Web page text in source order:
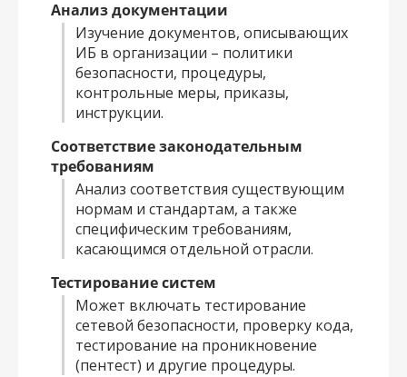
Анализ документации
Изучение документов, описывающих
ИБ в организации – политики
безопасности, процедуры,
контрольные меры, приказы,
инструкции.
Соответствие законодательным
требованиям
Анализ соответствия существующим
нормам и стандартам, а также
специфическим требованиям,
касающимся отдельной отрасли.
Тестирование систем
Может включать тестирование
сетевой безопасности, проверку кода,
тестирование на проникновение
(пентест) и другие процедуры.